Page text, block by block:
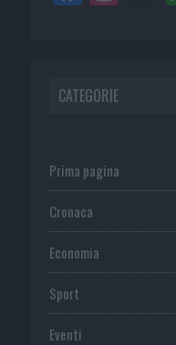
CATEGORIE
Prima pagina
Cronaca
Economia
Sport
Eventi